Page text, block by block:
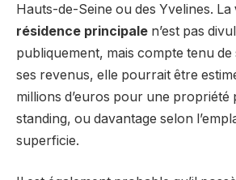
Hauts-de-Seine ou des Yvelines. La
résidence principale n’est pas
publiquement, mais compte tenu de
ses revenus, elle pourrait être
millions d’euros pour une propriété
standing, ou davantage selon
superficie.